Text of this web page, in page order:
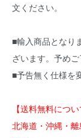
文ください。
■輸入商品となり
ざいます。予めご
■予告無く仕様を
【送料無料につい
北海道・沖縄・